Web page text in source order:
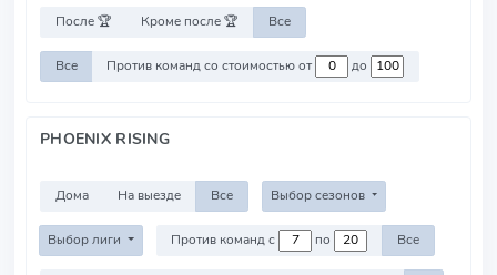
После 🏆 Кроме после 🏆 Все
Все Против команд со стоимостью от до
PHOENIX RISING
Дома На выезде Все Выбор сезонов
Выбор лиги Против команд с по Все